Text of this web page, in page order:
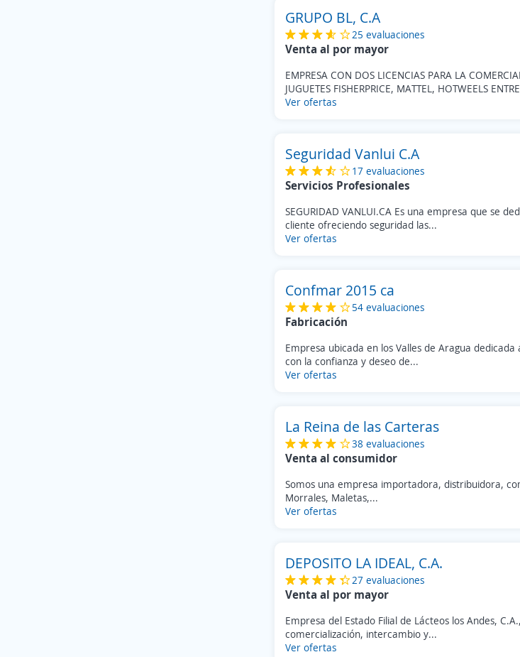
GRUPO BL, C.A
25 evaluaciones
Venta al por mayor
EMPRESA CON DOS LICENCIAS PARA LA
JUGUETES FISHERPRICE, MATTEL, HOTWEELS
Ver ofertas
Seguridad Vanlui C.A
17 evaluaciones
Servicios Profesionales
SEGURIDAD VANLUI.CA Es una empresa que se
cliente ofreciendo seguridad las...
Ver ofertas
Confmar 2015 ca
54 evaluaciones
Fabricación
Empresa ubicada en los Valles de Aragua
con la confianza y deseo de...
Ver ofertas
La Reina de las Carteras
38 evaluaciones
Venta al consumidor
Somos una empresa importadora, distribuidora,
Morrales, Maletas,...
Ver ofertas
DEPOSITO LA IDEAL, C.A.
27 evaluaciones
Venta al por mayor
Empresa del Estado Filial de Lácteos los Andes,
comercialización, intercambio y...
Ver ofertas